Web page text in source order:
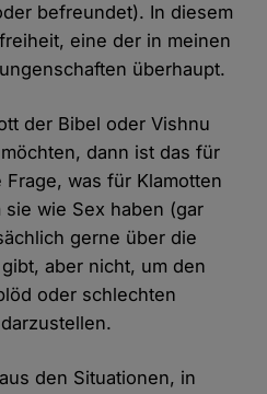
befreundet). In diesem
eine der in meinen
überhaupt.
der Bibel oder Vishnu
dann ist das für
was für Klamotten
wie Sex haben (gar
gerne über die
aber nicht, um den
oder schlechten
den Situationen, in